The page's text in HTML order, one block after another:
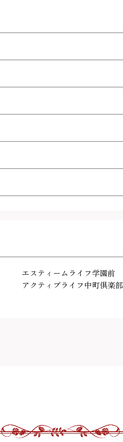
エスティームライフ学園前
アクティブライフ中町倶楽部